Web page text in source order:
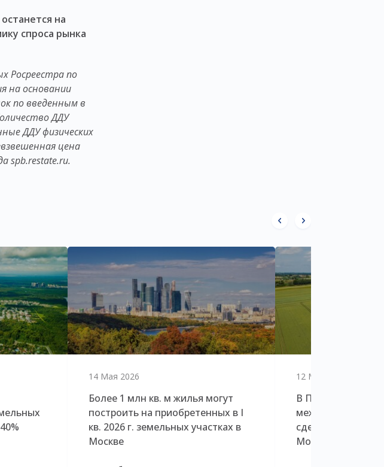
на
спроса рынка
Росреестра по
на основании
по введенным в
ДДУ
ДДУ физических
цена
spb.restate.ru.
14 Мая 2026
Более 1 млн кв. м жилья могут
построить на приобретенных в I
кв. 2026 г. земельных участках в
Москве
12 Мая 2026
В Петербурге
сделок в три
Москве